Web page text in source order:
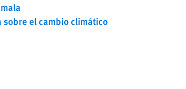
sobre el cambio climático